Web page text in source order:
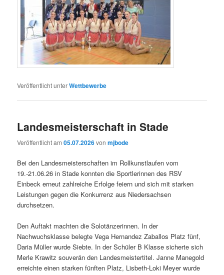
Veröffentlicht unterWettbewerbe
Landesmeisterschaft in Stade
Veröffentlicht am05.07.2026vonmjbode
Bei den Landesmeisterschaften im Rollkunstlaufen vom
19.-21.06.26 in Stade konnten die Sportlerinnen des RSV
Einbeck erneut zahlreiche Erfolge feiern und sich mit starken
Leistungen gegen die Konkurrenz aus Niedersachsen
durchsetzen.
Den Auftakt machten die Solotänzerinnen. In der
Nachwuchsklasse belegte Vega Hernandez Zaballos Platz fünf,
Daria Müller wurde Siebte. In der Schüler B Klasse sicherte sich
Merle Krawitz souverän den Landesmeistertitel. Janne Manegold
erreichte einen starken fünften Platz, Lisbeth-Loki Meyer wurde